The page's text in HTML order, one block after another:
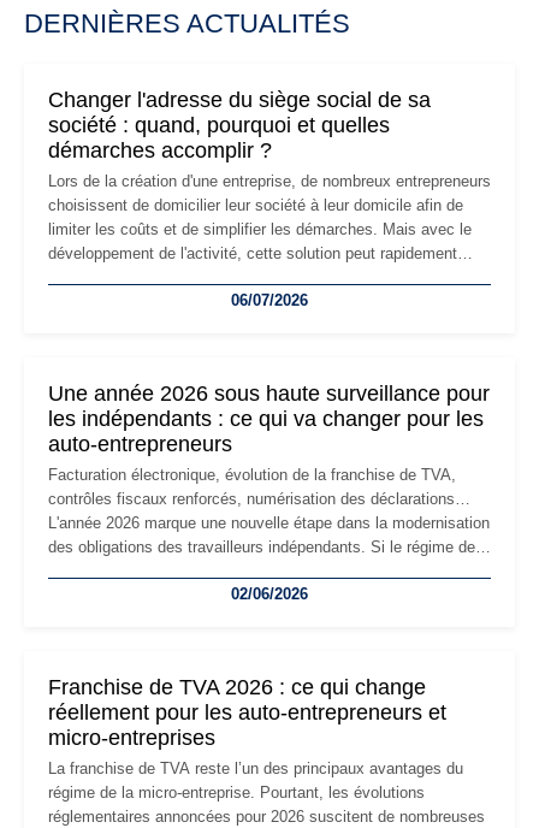
DERNIÈRES ACTUALITÉS
Changer l'adresse du siège social de sa
société : quand, pourquoi et quelles
démarches accomplir ?
Lors de la création d'une entreprise, de nombreux entrepreneurs
choisissent de domicilier leur société à leur domicile afin de
limiter les coûts et de simplifier les démarches. Mais avec le
développement de l'activité, cette solution peut rapidement
professionnels, recrutement, image de marque… Le
06/07/2026
Une année 2026 sous haute surveillance pour
les indépendants : ce qui va changer pour les
auto-entrepreneurs
Facturation électronique, évolution de la franchise de TVA,
contrôles fiscaux renforcés, numérisation des déclarations…
L'année 2026 marque une nouvelle étape dans la modernisation
des obligations des travailleurs indépendants. Si le régime de
les auto-entrepreneurs devront s'adapter à un environnement
02/06/2026
Franchise de TVA 2026 : ce qui change
réellement pour les auto-entrepreneurs et
micro-entreprises
La franchise de TVA reste l’un des principaux avantages du
régime de la micro-entreprise. Pourtant, les évolutions
réglementaires annoncées pour 2026 suscitent de nombreuses